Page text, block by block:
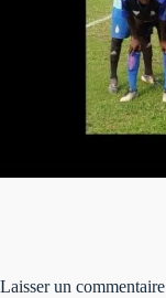
Laisser un commentaire